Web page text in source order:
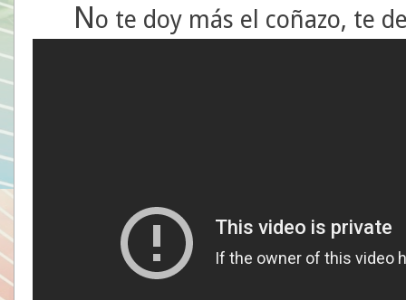
No te doy más el coñazo, te